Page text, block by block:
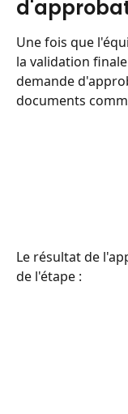
Une fois que
la validation
demande
documents
Le résultat de
de l'étape :